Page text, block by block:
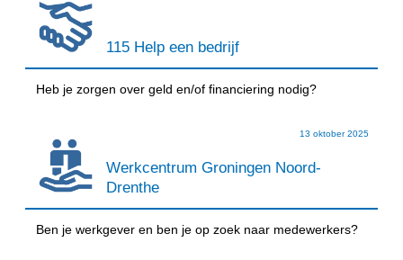
115 Help een bedrijf
Heb je zorgen over geld en/of financiering nodig?
Werkcentrum Groningen Noord-
Drenthe
13 oktober 2025
Ben je werkgever en ben je op zoek naar medewerkers?